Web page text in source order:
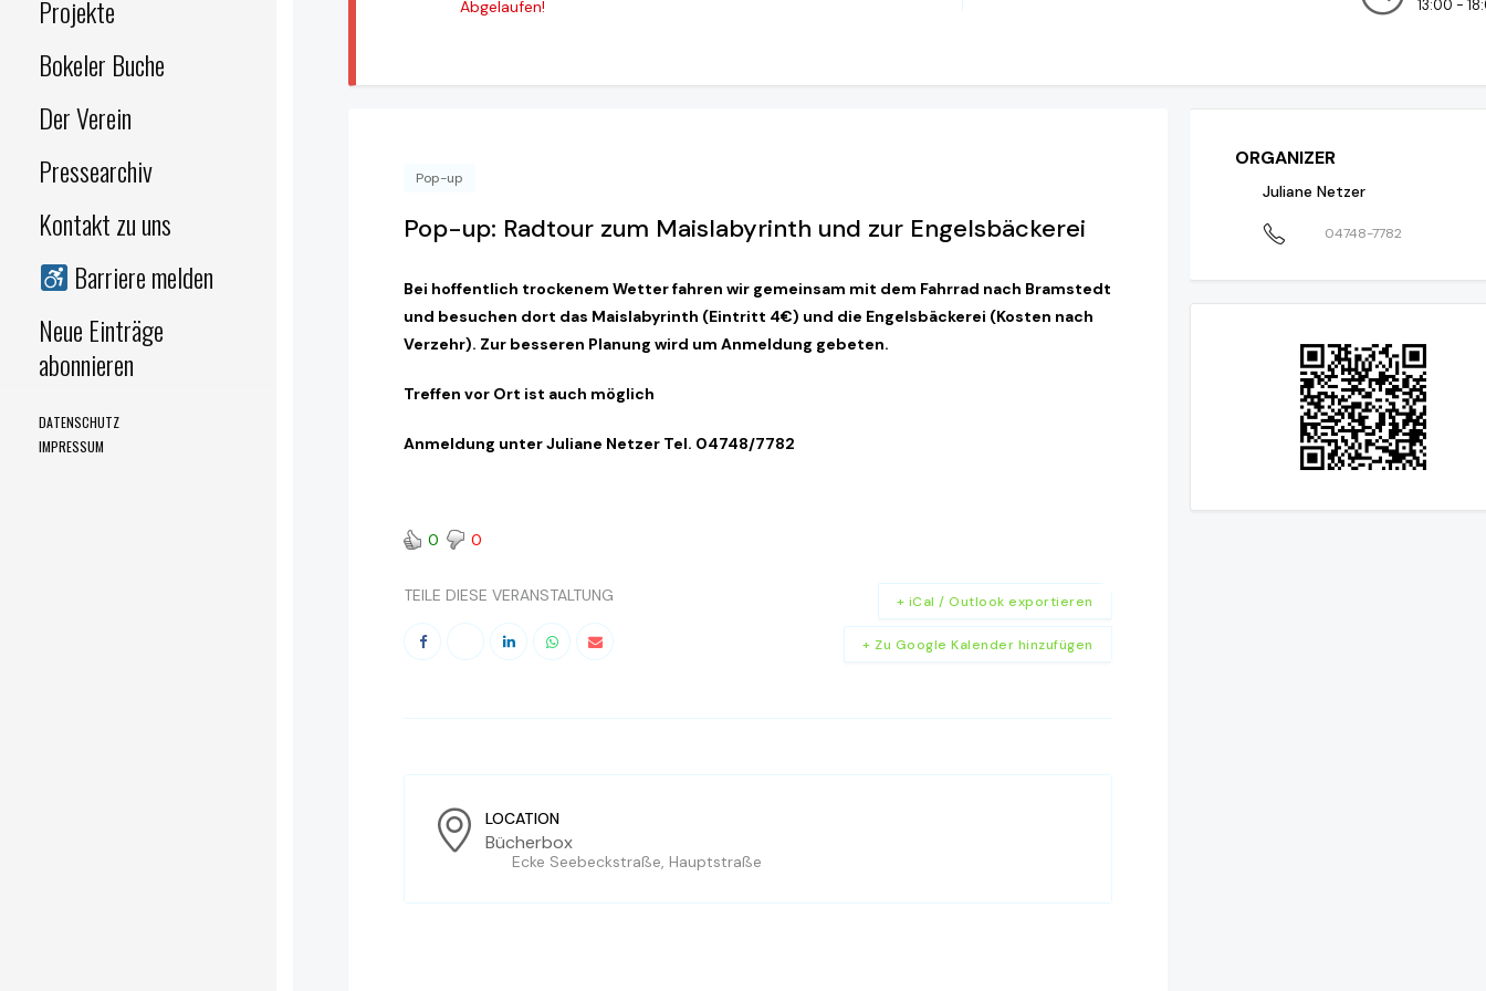
Projekte
Bokeler Buche
Der Verein
Pressearchiv
Kontakt zu uns
Barriere melden
Neue Einträge
abonnieren
DATENSCHUTZ
IMPRESSUM
Abgelaufen! 13:00 -
Pop-up
Pop-up: Radtour zum Maislabyrinth und zur Engelsbäckerei
Bei hoffentlich trockenem Wetter fahren wir gemeinsam mit dem Fahrrad nach Bramstedt
und besuchen dort das Maislabyrinth (Eintritt 4€) und die Engelsbäckerei (Kosten nach
Verzehr). Zur besseren Planung wird um Anmeldung gebeten.
Treffen vor Ort ist auch möglich
Anmeldung unter Juliane Netzer Tel. 04748/7782
0 0
TEILE DIESE VERANSTALTUNG
+ Zu Google Kalender hinzufügen
+ iCal / Outlook exportieren
LOCATION
Bücherbox
Ecke Seebeckstraße, Hauptstraße
ORGANIZER
Juliane Netzer
04748-7782